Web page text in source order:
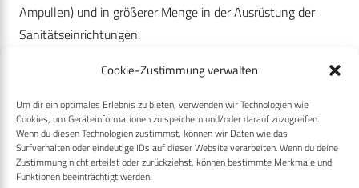
Cookie-Zustimmung verwalten
Um dir ein optimales Erlebnis zu bieten, verwenden wir Technologien wie
Cookies, um Geräteinformationen zu speichern und/oder darauf zuzugreifen.
Wenn du diesen Technologien zustimmst, können wir Daten wie das
Surfverhalten oder eindeutige IDs auf dieser Website verarbeiten. Wenn du deine
Zustimmung nicht erteilst oder zurückziehst, können bestimmte Merkmale und
Funktionen beeinträchtigt werden.
Ampullen) und in größerer Menge in der Ausrüstung der
Sanitätseinrichtungen.
(Quelle/ Foto: Ronny Strauch mit freundlicher
Genehmigung).
Betrachtet man die Möglichkeiten der ärztlichen palliativen
Versorgung, so rücken neben der menschlichen Zuwendung
als Grundlage natürlich zunächst die pharmakologischen